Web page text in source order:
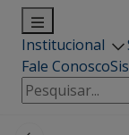
Institucional
Fale Conosco
Pesquisar
por: